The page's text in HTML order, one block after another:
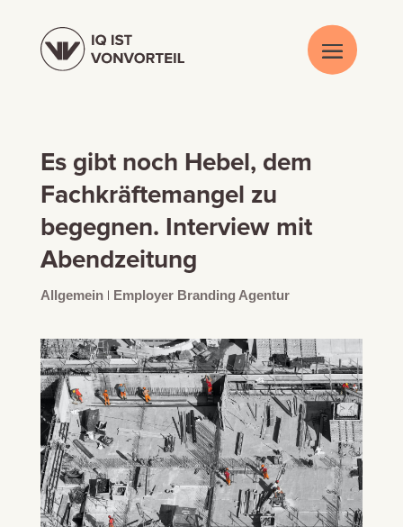
Es gibt noch Hebel, dem
Fachkräftemangel zu
begegnen. Interview mit
Abendzeitung
Allgemein| Employer Branding Agentur